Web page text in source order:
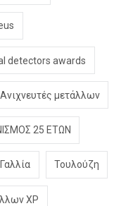
detectors awards
Ανιχνευτές μετάλλων
25 ΕΤΩΝ
Τουλούζη
XP